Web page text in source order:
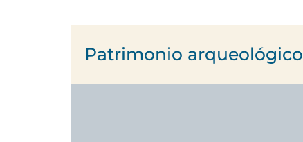
Patrimonio arqueológico